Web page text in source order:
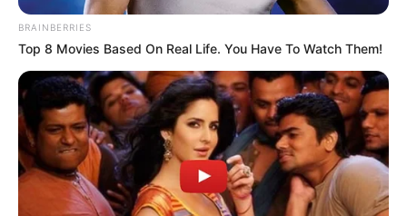
BRAINBERRIES
Top 8 Movies Based On Real Life. You Have To Watch Them!